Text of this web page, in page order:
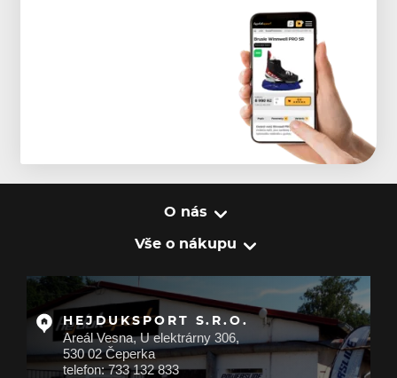
O nás
Vše o nákupu
HEJDUKSPORT S.R.O.
Areál Vesna, U elektrárny 306,
530 02 Čeperka
telefon: 733 132 833